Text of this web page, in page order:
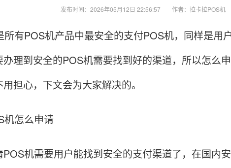
发布时间：2026年05月12日 22:56:57 作者：拉卡拉POS机
所有POS机产品中最安全的支付POS机，同样是用
理到安全的POS机需要找到好的渠道，所以怎么
担心，下文会为大家解决的。
机怎么申请
机需要用户能找到安全的支付渠道了，在国内